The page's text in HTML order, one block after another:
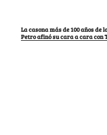
La casona más de 100 años de
Petro afinó su cara a cara con